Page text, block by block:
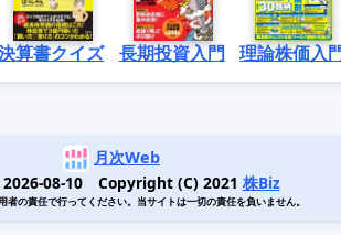
算書クイズ 長期投資入門 理論株価入
月次Web
08-10 Copyright (C) 2021 株Biz
者の責任で行ってください。当サイトは一切の責任を負いません。